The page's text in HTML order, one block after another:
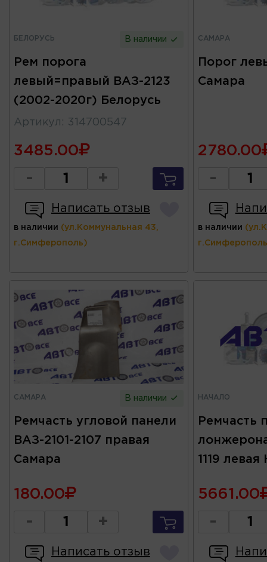
БЕЛОРУСЬ В наличии
Рем порога
левый=правый ВАЗ-2123
(2002-2020г) Белорусь
Артикул : 314700547
3485.00
- +
Написать отзыв
в наличии (ул.Коммунальная 43,
г.Симферополь)
САМАРА
Порог
Самара
2780.00
-
в наличии
САМАРА В наличии
Ремчасть угловой панели
ВАЗ-2101-2107 правая
Самара
180.00
- +
Написать отзыв
НАЧАЛО
Ремчасть
лонжерона
1119 левая
5661.00
-